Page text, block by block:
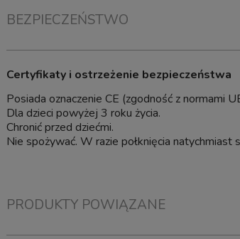
13,99 zł
Najniższa cena:17,10 zł
powiadom o dostępności
BEZPIECZEŃSTWO
Certyfikaty i ostrzeżenie bezpieczeństwa
Posiada oznaczenie CE (zgodność z normami
Dla dzieci powyżej 3 roku życia.
Chronić przed dziećmi.
Nie spożywać. W razie połknięcia natychmiast
PRODUKTY POWIĄZANE